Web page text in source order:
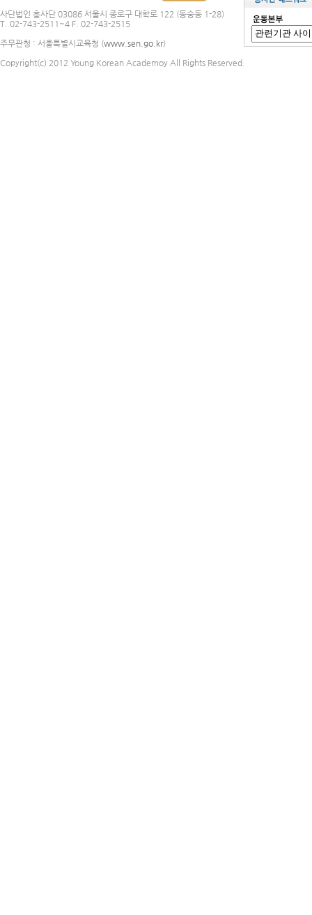
사단법인 흥사단 03086 서울시 종로구 대학로 122 (동숭동 1-28)
T. 02-743-2511~4 F. 02-743-2515
주무관청 : 서울특별시교육청 (www.sen.go.kr)
Copyright(c) 2012 Young Korean Academoy All Rights Reserved.